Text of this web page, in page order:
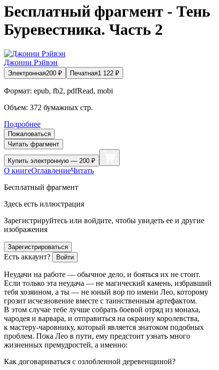
Бесплатный фрагмент - Тень
Буревестника. Часть 2
Джонни Рэйвэн
Электронная200 ₽ Печатная1 122 ₽
Формат: epub, fb2, pdfRead, mobi
Объем: 372 бумажных стр.
Подробнее
Пожаловаться
Читать фрагмент
Купить электронную — 200 ₽
О книгеОглавлениеЧитать
Бесплатный фрагмент
Здесь есть иллюстрация
Зарегистрируйтесь или войдите, чтобы увидеть ее и другие
изображения
Зарегистрироваться
Есть аккаунт? Войти
Неудачи на работе — обычное дело, и бояться их не стоит.
Если только эта неудача — не магический камень, избравший
тебя хозяином, а ты — не юный вор по имени Лео, которому
грозит исчезновение вместе с таинственным артефактом.
В этом случае тебе лучше собрать боевой отряд из монаха,
чародея и варвара, и отправиться на окраину королевства,
к мастеру-чаровнику, который является знатоком подобных
проблем. Пока Лео в пути, ему предстоит узнать много
жизненных премудростей, а именно:
Как договариваться с озлобленной деревенщиной?